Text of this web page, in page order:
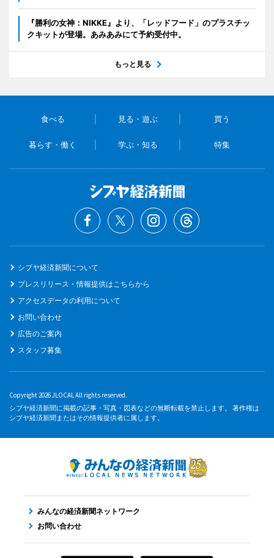
『勝利の女神：NIKKE』より、「レッドフード」のプラスチッ
クキットが登場。あみあみにて予約受付中。
もっと見る
食べる 見る・遊ぶ 買う
暮らす・働く 学ぶ・知る 特集
シブヤ経済新聞について
プレスリリース・情報提供はこちらから
アクセスデータの利用について
お問い合わせ
広告のご案内
スタッフ募集
Copyright 2026 JLOCAL All rights reserved.
シブヤ経済新聞に掲載の記事・写真・図表などの無断転載を禁止します。 著作権は
シブヤ経済新聞またはその情報提供者に属します。
みんなの経済新聞ネットワーク
お問い合わせ